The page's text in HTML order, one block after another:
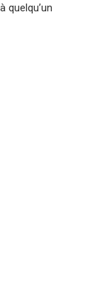
quelqu’un